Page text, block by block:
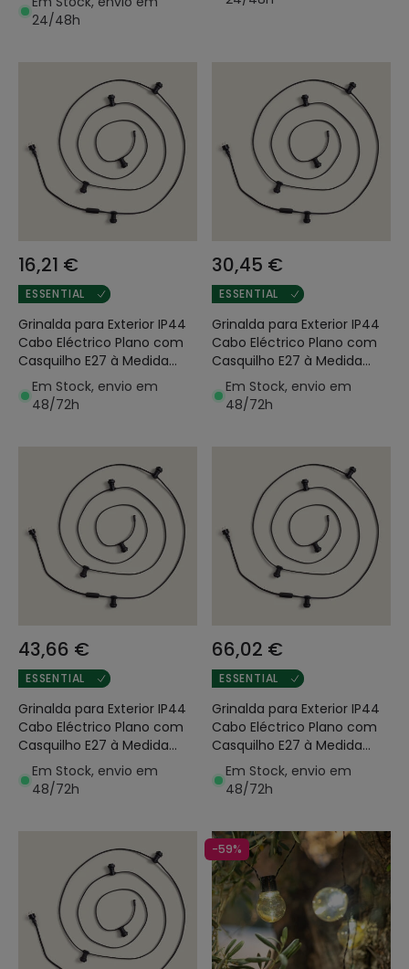
24/48h
16,21 €
ESSENTIAL
Grinalda para Exterior IP44
Cabo Eléctrico Plano com
Casquilho E27 à Medida
Preta
Em Stock, envio em
48/72h
30,45 €
ESSENTIAL
Grinalda para Exterior IP44
Cabo Eléctrico Plano com
Casquilho E27 à Medida
Preta
Em Stock, envio em
48/72h
43,66 €
ESSENTIAL
Grinalda para Exterior IP44
Cabo Eléctrico Plano com
Casquilho E27 à Medida
Preta
Em Stock, envio em
48/72h
66,02 €
ESSENTIAL
Grinalda para Exterior IP44
Cabo Eléctrico Plano com
Casquilho E27 à Medida
Preta
Em Stock, envio em
48/72h
-59%